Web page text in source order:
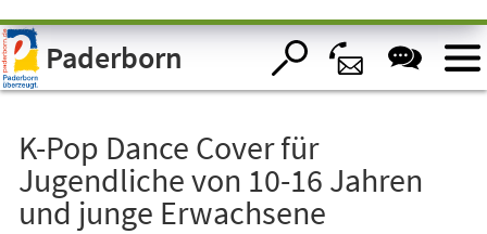
Visuelle
Assistenzsoftware
öffnen.Paderborn
K-Pop Dance Cover für
Jugendliche von 10-16 Jahren
und junge Erwachsene